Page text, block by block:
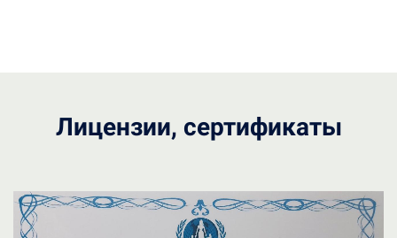
Лицензии, сертификаты